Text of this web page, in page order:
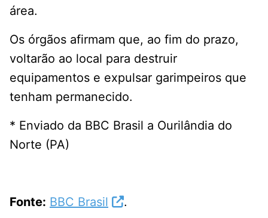
área.
Os órgãos afirmam que, ao fim do prazo,
voltarão ao local para destruir
equipamentos e expulsar garimpeiros que
tenham permanecido.
* Enviado da BBC Brasil a Ourilândia do
Norte (PA)
Fonte: BBC Brasil .